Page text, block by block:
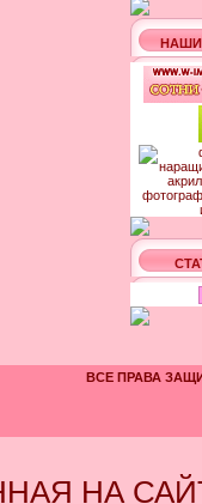
ВСЕ ПРАВА
НА